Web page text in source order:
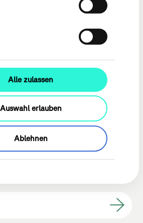
Alle zulassen
Auswahl erlauben
Ablehnen